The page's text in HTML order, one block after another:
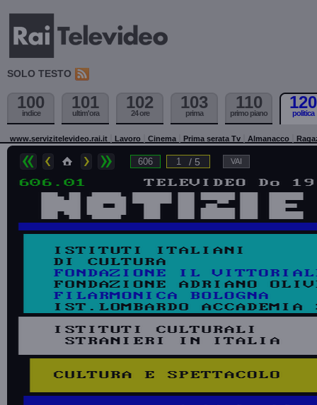
SOLO TESTO
100
indice
101
ultim'ora
102
24 ore
103
prima
110
primo piano
120
politica
www.servizitelevideo.rai.it Lavoro Cinema Prima serata Tv Almanacco
/ 5